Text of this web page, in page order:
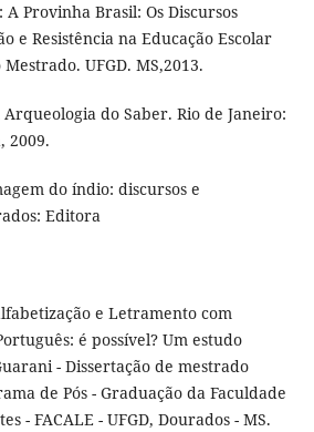
A Provinha Brasil: Os Discursos
e Resistência na Educação Escolar
UFGD. MS,2013.
Arqueologia do Saber. Rio de Janeiro:
2009.
do índio: discursos e
Editora
e Letramento com
é possível? Um estudo
- Dissertação de mestrado
de Pós - Graduação da Faculdade
- FACALE - UFGD, Dourados - MS.